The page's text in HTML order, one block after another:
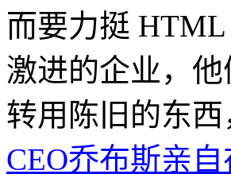
而要力挺
激进的企业，
转用陈旧的东
CEO乔布斯亲